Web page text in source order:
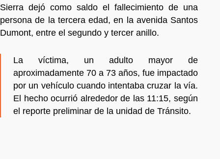
Sierra dejó como saldo el fallecimiento de una
persona de la tercera edad, en la avenida Santos
Dumont, entre el segundo y tercer anillo.
La víctima, un adulto mayor de
aproximadamente 70 a 73 años, fue impactado
por un vehículo cuando intentaba cruzar la vía.
El hecho ocurrió alrededor de las 11:15, según
el reporte preliminar de la unidad de Tránsito.